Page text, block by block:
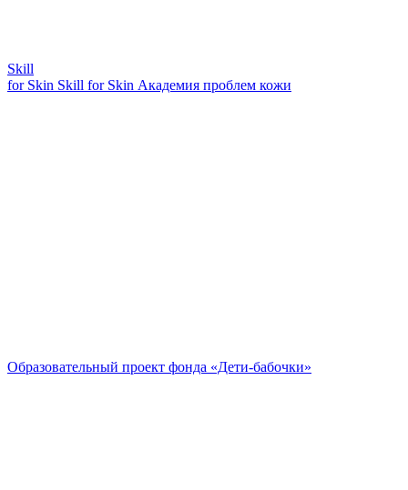
Skill
for Skin Skill for Skin Академия проблем кожи
Образовательный проект фонда «Дети-бабочки»